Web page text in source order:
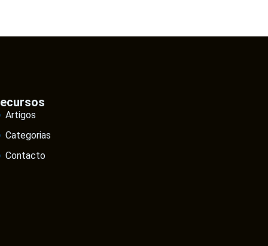
Artigos
Categorias
Contacto